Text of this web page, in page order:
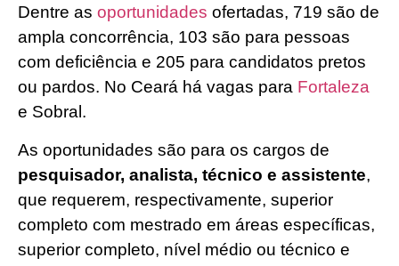
Dentre as oportunidades ofertadas, 719 são de
ampla concorrência, 103 são para pessoas
com deficiência e 205 para candidatos pretos
ou pardos. No Ceará há vagas para Fortaleza
e Sobral.
As oportunidades são para os cargos de
pesquisador, analista, técnico e assistente,
que requerem, respectivamente, superior
completo com mestrado em áreas específicas,
superior completo, nível médio ou técnico e